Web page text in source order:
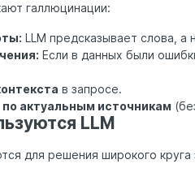
галлюцинации:
LLM предсказывает слова, а
Если в данных были
в запросе.
по актуальным источникам
LLM
для решения широкого